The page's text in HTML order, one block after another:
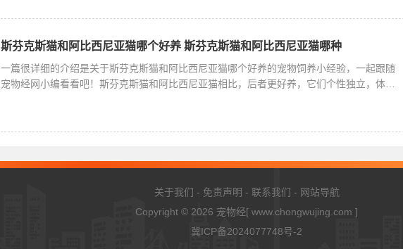
斯芬克斯猫和阿比西尼亚猫哪个好养 斯芬克斯猫和阿比西尼亚猫哪种
一篇很详细的介绍是关于斯芬克斯猫和阿比西尼亚猫哪个好养的宠物饲养小经验，一起跟随
宠物经网小编看看吧！斯芬克斯猫和阿比西尼亚猫相比，后者更好养，它们个性独立，体质
关于我们 - 免责声明 - 联系我们 - 网站导航
Copyright © 2026 宠物经[ www.chongwujing.com ]
冀ICP备2024077748号-2